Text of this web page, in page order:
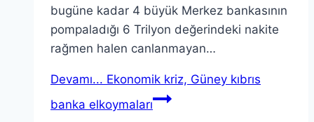
bugüne kadar 4 büyük Merkez bankasının
pompaladığı 6 Trilyon değerindeki nakite
rağmen halen canlanmayan…
Devamı... Ekonomik kriz, Güney kıbrıs
banka elkoymaları